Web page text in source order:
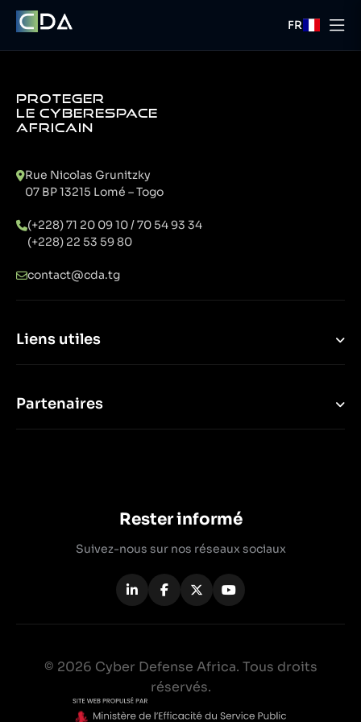
FR
PROTEGER
LE CYBERESPACE
AFRICAIN
Rue Nicolas Grunitzky
07 BP 13215 Lomé – Togo
(+228) 71 20 09 10 / 70 54 93 34
(+228) 22 53 59 80
contact@cda.tg
Liens utiles
Partenaires
Rester informé
Suivez-nous sur nos réseaux sociaux
© 2026 Cyber Defense Africa. Tous droits
réservés.